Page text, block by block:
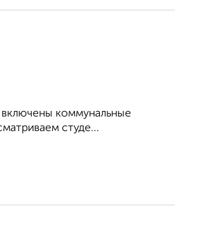
включены коммунальные
студе...